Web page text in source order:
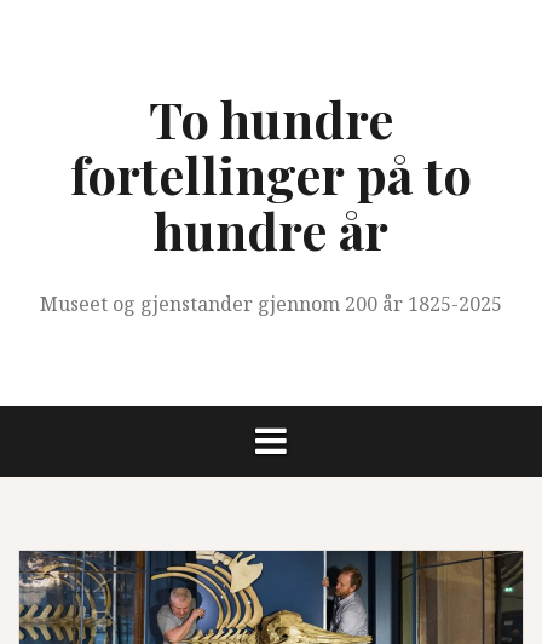
To hundre
fortellinger på to
hundre år
Museet og gjenstander gjennom 200 år 1825-2025